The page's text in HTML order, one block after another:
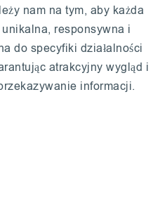
nam na tym, aby każda
unikalna, responsywna i
do specyfiki działalności
atrakcyjny wygląd i
informacji.